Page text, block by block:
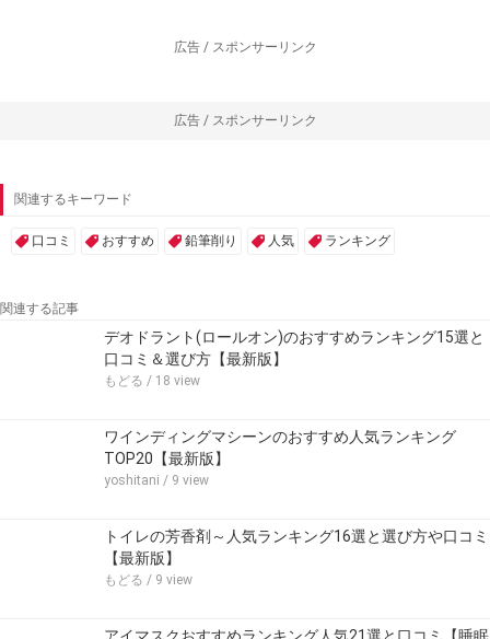
広告 / スポンサーリンク
広告 / スポンサーリンク
関連するキーワード
口コミ おすすめ 鉛筆削り 人気 ランキング
関連する記事
デオドラント(ロールオン)のおすすめランキング15選と
口コミ＆選び方【最新版】
もどる / 18 view
ワインディングマシーンのおすすめ人気ランキング
TOP20【最新版】
yoshitani / 9 view
トイレの芳香剤～人気ランキング16選と選び方や口コミ
【最新版】
もどる / 9 view